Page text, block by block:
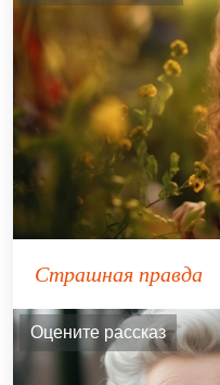
Страшная правда
Оцените рассказ